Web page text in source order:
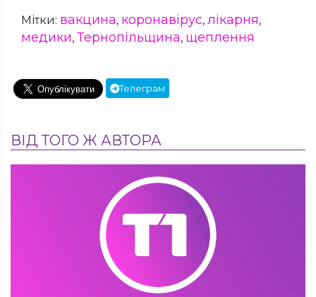
Мітки: вакцина, коронавірус, лікарня,
медики, Тернопільщина, щеплення
Телеграм
ВІД ТОГО Ж АВТОРА